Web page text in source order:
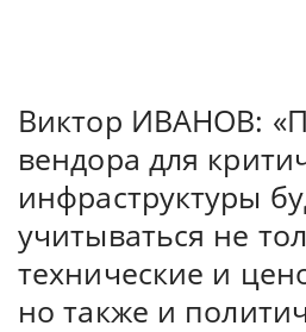
Виктор ИВАНОВ:
вендора для
инфраструктуры
учитываться не
технические и
но также и